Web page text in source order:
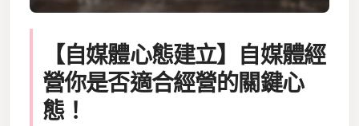
【自媒體心態建立】自媒體經
營你是否適合經營的關鍵心
態！